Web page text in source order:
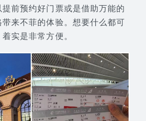
前预约好门票或是借助万能的
来不菲的体验。想要什么都可
实是非常方便。